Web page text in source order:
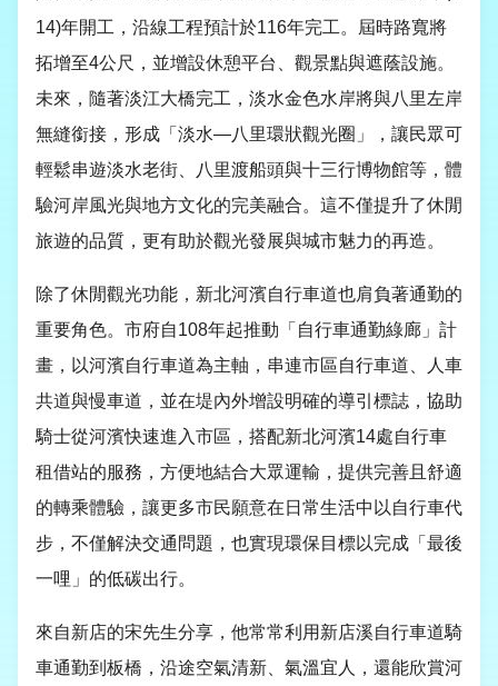
14)年開工，沿線工程預計於116年完工。屆時路寬將
拓增至4公尺，並增設休憩平台、觀景點與遮蔭設施。
未來，隨著淡江大橋完工，淡水金色水岸將與八里左岸
無縫銜接，形成「淡水—八里環狀觀光圈」，讓民眾可
輕鬆串遊淡水老街、八里渡船頭與十三行博物館等，體
驗河岸風光與地方文化的完美融合。這不僅提升了休閒
旅遊的品質，更有助於觀光發展與城市魅力的再造。
除了休閒觀光功能，新北河濱自行車道也肩負著通勤的
重要角色。市府自108年起推動「自行車通勤綠廊」計
畫，以河濱自行車道為主軸，串連市區自行車道、人車
共道與慢車道，並在堤內外增設明確的導引標誌，協助
騎士從河濱快速進入市區，搭配新北河濱14處自行車
租借站的服務，方便地結合大眾運輸，提供完善且舒適
的轉乘體驗，讓更多市民願意在日常生活中以自行車代
步，不僅解決交通問題，也實現環保目標以完成「最後
一哩」的低碳出行。
來自新店的宋先生分享，他常常利用新店溪自行車道騎
車通勤到板橋，沿途空氣清新、氣溫宜人，還能欣賞河